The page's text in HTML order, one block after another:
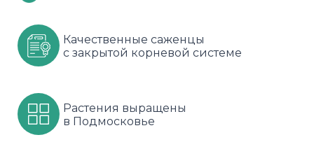
Шарафуга
Яблони
Смородина
Черника
Сиреневые
Флорибунда
Качественные саженцы
с закрытой корневой системе
Растения выращены
в Подмосковье